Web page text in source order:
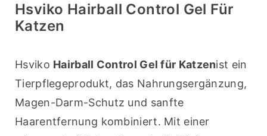
Hsviko Hairball Control Gel Für
Katzen
Hsviko Hairball Control Gel für Katzenist ein
Tierpflegeprodukt, das Nahrungsergänzung,
Magen-Darm-Schutz und sanfte
Haarentfernung kombiniert. Mit einer